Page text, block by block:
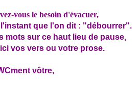
vous le besoin d'évacuer,
que l'on dit : "débourrer".
mots sur ce haut lieu de pause,
vos vers ou votre prose.
vôtre,